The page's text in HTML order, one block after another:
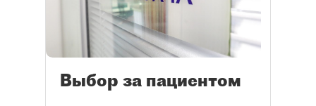
Выбор за пациентом